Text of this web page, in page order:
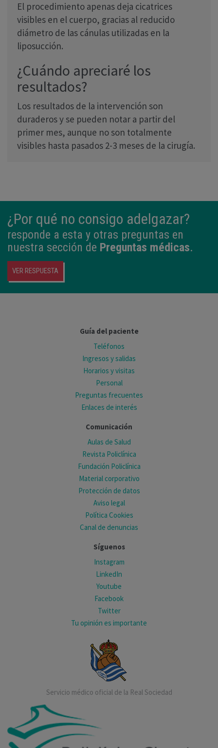
El procedimiento apenas deja cicatrices
visibles en el cuerpo, gracias al reducido
diámetro de las cánulas utilizadas en la
liposucción.
¿Cuándo apreciaré los
resultados?
Los resultados de la intervención son
duraderos y se pueden notar a partir del
primer mes, aunque no son totalmente
visibles hasta pasados 2-3 meses de la cirugía.
¿Por qué no consigo adelgazar?
responde a esta y otras preguntas en
nuestra sección de Preguntas médicas.
VER RESPUESTA
Guía del paciente
Teléfonos
Ingresos y salidas
Horarios y visitas
Personal
Preguntas frecuentes
Enlaces de interés
Comunicación
Aulas de Salud
Revista Policlínica
Fundación Policlínica
Material corporativo
Protección de datos
Aviso legal
Política Cookies
Canal de denuncias
Síguenos
Instagram
LinkedIn
Youtube
Facebook
Twitter
Tu opinión es importante
Servicio médico oficial de la Real Sociedad